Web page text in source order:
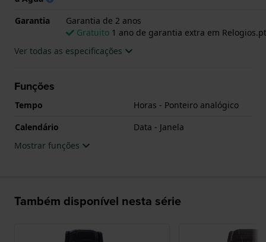
Garantia
Garantia de 2 anos
Gratuito 1 ano de garantia extra em Relogios.pt
Ver todas as especificações
Funções
Tempo
Horas - Ponteiro analógico
Calendário
Data - Janela
Mostrar funções
Também disponível nesta série